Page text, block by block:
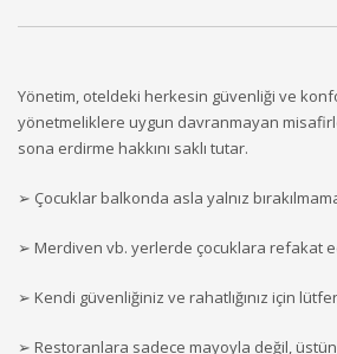
Yönetim, oteldeki herkesin güvenliği ve
yönetmeliklere uygun davranmayan
sona erdirme hakkını saklı tutar.
➢ Çocuklar balkonda asla yalnız
➢ Merdiven vb. yerlerde çocuklara refakat
➢ Kendi güvenliğiniz ve rahatlığınız için
➢ Restoranlara sadece mayoyla değil,